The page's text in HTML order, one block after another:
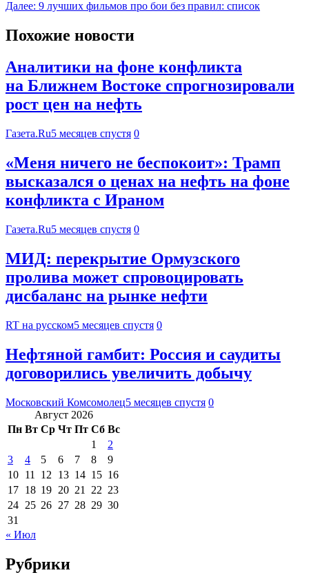
Далее: 9 лучших фильмов про бои без правил: список
Похожие новости
Аналитики на фоне конфликта
на Ближнем Востоке спрогнозировали
рост цен на нефть
Газета.Ru5 месяцев спустя 0
«Меня ничего не беспокоит»: Трамп
высказался о ценах на нефть на фоне
конфликта с Ираном
Газета.Ru5 месяцев спустя 0
МИД: перекрытие Ормузского
пролива может спровоцировать
дисбаланс на рынке нефти
RT на русском5 месяцев спустя 0
Нефтяной гамбит: Россия и саудиты
договорились увеличить добычу
Московский Комсомолец5 месяцев спустя 0
Август 2026
Пн Вт Ср Чт Пт Сб Вс
1
2
3
4 5 6 7 8
9
10 11 12 13 14 15 16
17 18 19 20 21 22 23
24 25 26 27 28 29 30
31
« Июл
Рубрики